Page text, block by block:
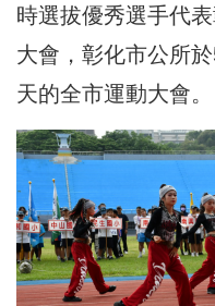
時選拔優秀選手代
大會，彰化市公所
天的全市運動大會。